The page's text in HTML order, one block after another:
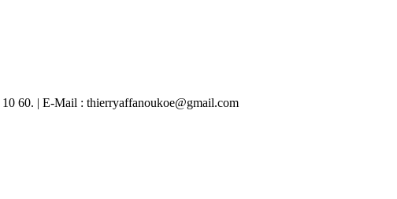
10 60. | E-Mail : thierryaffanoukoe@gmail.com